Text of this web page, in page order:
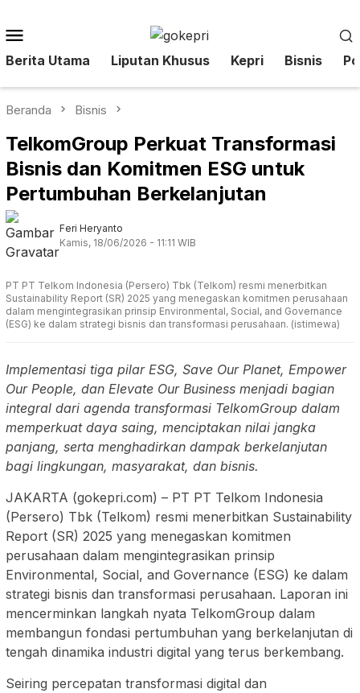
ke
Mobile
Berita Utama Liputan Khusus Kepri Bisnis
Beranda Bisnis
TelkomGroup Perkuat Transformasi
Bisnis dan Komitmen ESG untuk
Pertumbuhan Berkelanjutan
Feri Heryanto
Kamis, 18/06/2026 - 11:11 WIB
PT PT Telkom Indonesia (Persero) Tbk (Telkom) resmi menerbitkan
Sustainability Report (SR) 2025 yang menegaskan komitmen perusahaan
dalam mengintegrasikan prinsip Environmental, Social, and Governance
(ESG) ke dalam strategi bisnis dan transformasi perusahaan. (istimewa)
Implementasi tiga pilar ESG, Save Our Planet, Empower
Our People, dan Elevate Our Business menjadi bagian
integral dari agenda transformasi TelkomGroup dalam
memperkuat daya saing, menciptakan nilai jangka
panjang, serta menghadirkan dampak berkelanjutan
bagi lingkungan, masyarakat, dan bisnis.
JAKARTA (gokepri.com) – PT PT Telkom Indonesia
(Persero) Tbk (Telkom) resmi menerbitkan Sustainability
Report (SR) 2025 yang menegaskan komitmen
perusahaan dalam mengintegrasikan prinsip
Environmental, Social, and Governance (ESG) ke dalam
strategi bisnis dan transformasi perusahaan. Laporan ini
mencerminkan langkah nyata TelkomGroup dalam
membangun fondasi pertumbuhan yang berkelanjutan di
tengah dinamika industri digital yang terus berkembang.
Seiring percepatan transformasi digital dan